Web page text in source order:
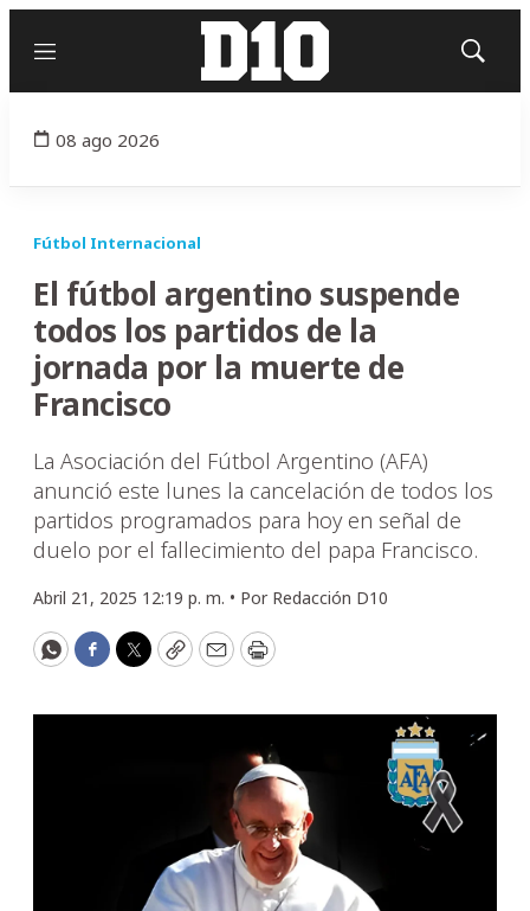
Menú
Mostrar
08 ago 2026
Fútbol Internacional
El fútbol argentino suspende
todos los partidos de la
jornada por la muerte de
Francisco
La Asociación del Fútbol Argentino (AFA)
anunció este lunes la cancelación de todos los
partidos programados para hoy en señal de
duelo por el fallecimiento del papa Francisco.
Abril 21, 2025 12:19 p. m. • Por Redacción D10
WhatsApp
Facebook
Twitter
CopyEmailPrint